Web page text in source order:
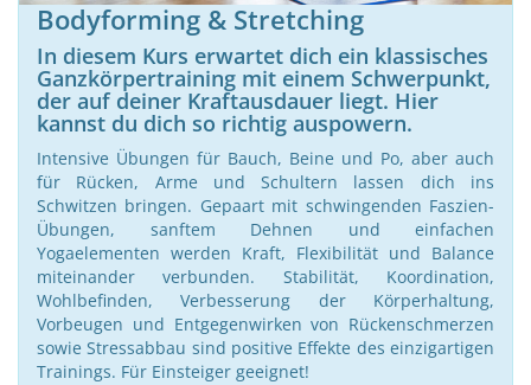
Bodyforming & Stretching
In diesem Kurs erwartet dich ein klassisches
Ganzkörpertraining mit einem Schwerpunkt,
der auf deiner Kraftausdauer liegt. Hier
kannst du dich so richtig auspowern.
Intensive Übungen für Bauch, Beine und Po, aber auch
für Rücken, Arme und Schultern lassen dich ins
Schwitzen bringen. Gepaart mit schwingenden Faszien-
Übungen, sanftem Dehnen und einfachen
Yogaelementen werden Kraft, Flexibilität und Balance
miteinander verbunden. Stabilität, Koordination,
Wohlbefinden, Verbesserung der Körperhaltung,
Vorbeugen und Entgegenwirken von Rückenschmerzen
sowie Stressabbau sind positive Effekte des einzigartigen
Trainings. Für Einsteiger geeignet!